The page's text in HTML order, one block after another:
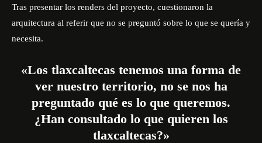
Tras presentar los renders del proyecto, cuestionaron la
arquitectura al referir que no se preguntó sobre lo que se quería y
necesita.
«Los tlaxcaltecas tenemos una forma de
ver nuestro territorio, no se nos ha
preguntado qué es lo que queremos.
¿Han consultado lo que quieren los
tlaxcaltecas?»